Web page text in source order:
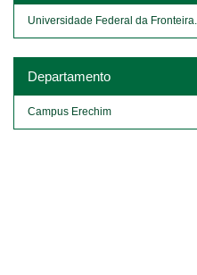
Universidade Federal da Fronteira...
Departamento
Campus Erechim